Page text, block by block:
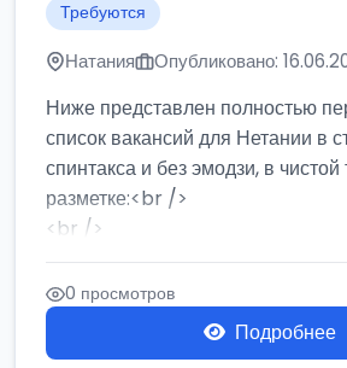
Требуются
Натания Опубликовано:
Ниже представлен полностью
список вакансий для Нетании в
спинтакса и без эмодзи, в чистой
разметке:<br />
<br />
Работа в Нетании на мебельном
требу...
0 просмотров
Подробнее